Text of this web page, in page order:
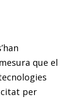
que el
per